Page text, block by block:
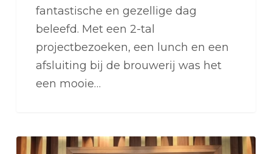
fantastische en gezellige dag
beleefd. Met een 2-tal
projectbezoeken, een lunch en een
afsluiting bij de brouwerij was het
een mooie…
Hotel